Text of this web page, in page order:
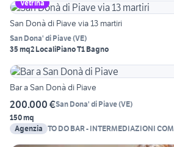
Vetrina
San Donà di Piave via 13 martiri
San Dona' di Piave(VE)
35 mq2 LocaliPiano T1 Bagno
Bar a San Donà di Piave
200.000 €San Dona' di Piave(VE)
150 mq
Agenzia TO DO BAR - INTERMEDIAZIONI